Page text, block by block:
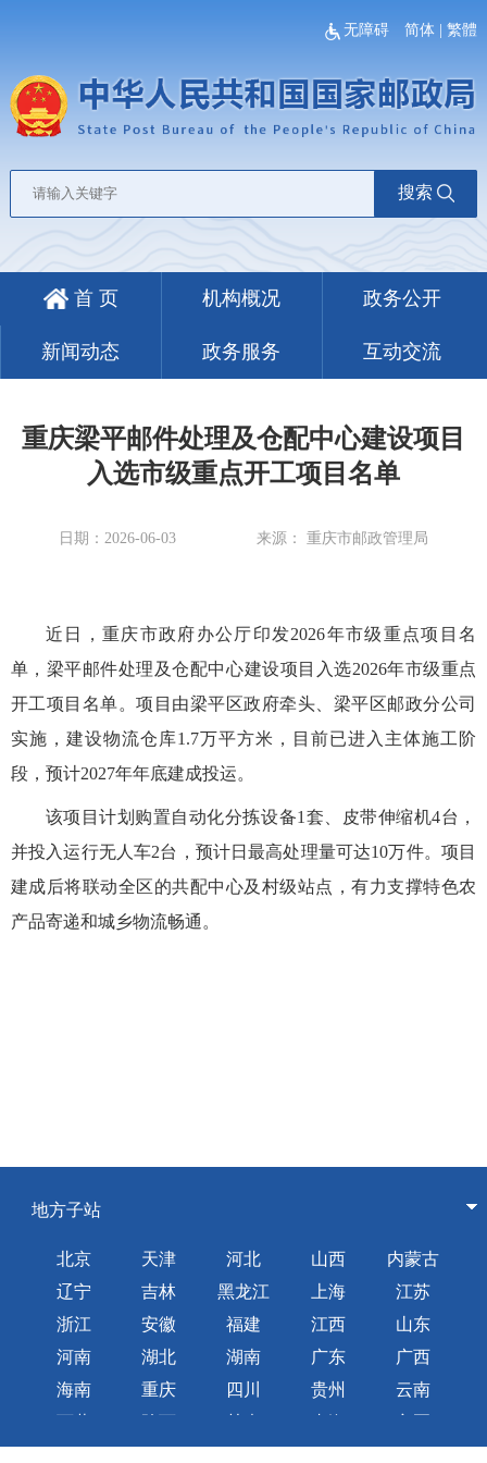
无障碍 简体 |繁體
搜索
首 页 机构概况 政务公开
新闻动态 政务服务 互动交流
重庆梁平邮件处理及仓配中心建设项目
入选市级重点开工项目名单
日期：2026-06-03 来源： 重庆市邮政管理局
近日，重庆市政府办公厅印发2026年市级重点项目名
单，梁平邮件处理及仓配中心建设项目入选2026年市级重点
开工项目名单。项目由梁平区政府牵头、梁平区邮政分公司
实施，建设物流仓库1.7万平方米，目前已进入主体施工阶
段，预计2027年年底建成投运。
该项目计划购置自动化分拣设备1套、皮带伸缩机4台，
并投入运行无人车2台，预计日最高处理量可达10万件。项目
建成后将联动全区的共配中心及村级站点，有力支撑特色农
产品寄递和城乡物流畅通。
地方子站
北京 天津 河北 山西
内蒙古
辽宁
吉林 黑龙江 上海
江苏
浙江
安徽 福建 江西
山东
河南
湖北 湖南 广东
广西
海南
重庆 四川 贵州
云南